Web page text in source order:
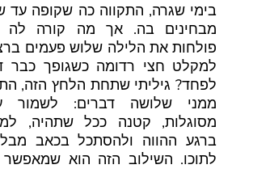
בימי שגרה, התקווה כה שקופה עד
מבחינים בה. אך מה קורה לה
פולחות את הלילה שלוש פעמים
למקלט חצי רדומה כשגופך כבר
לפחד? גיליתי שתחת הלחץ הזה,
ממני שלושה דברים: לשמור
מסוגלות, קטנה ככל שתהיה,
ברגע ההווה ולהסתכל בכאב
לתוכו. השילוב הזה הוא